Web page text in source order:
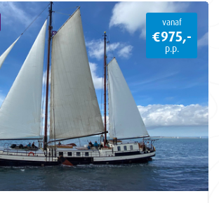
vanaf
€975,-
p.p.